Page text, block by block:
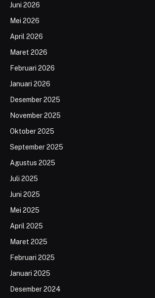
Juni 2026
Mei 2026
April 2026
Maret 2026
Februari 2026
Januari 2026
Desember 2025
November 2025
Oktober 2025
September 2025
Agustus 2025
Juli 2025
Juni 2025
Mei 2025
April 2025
Maret 2025
Februari 2025
Januari 2025
Desember 2024